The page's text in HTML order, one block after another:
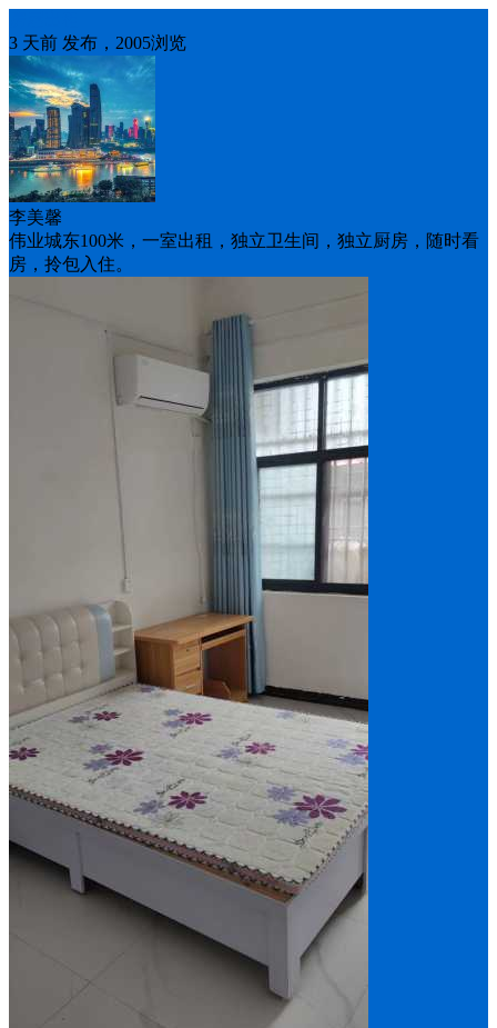
3 天前 发布，2005浏览
李美馨
伟业城东100米，一室出租，独立卫生间，独立厨房，随时看
房，拎包入住。